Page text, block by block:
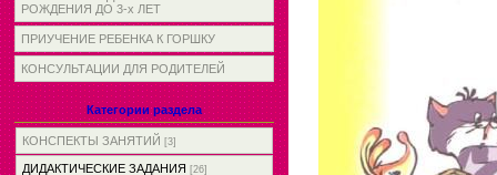
РОЖДЕНИЯ ДО 3-х ЛЕТ
ПРИУЧЕНИЕ РЕБЕНКА К ГОРШКУ
КОНСУЛЬТАЦИИ ДЛЯ РОДИТЕЛЕЙ
Категории раздела
КОНСПЕКТЫ ЗАНЯТИЙ [3]
ДИДАКТИЧЕСКИЕ ЗАДАНИЯ [26]